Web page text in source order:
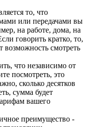
то, что
или передачами вы
на работе, дома, на
говорить кратко, то,
возможность смотреть
что независимо от
посмотреть, это
сколько десятков
сумма будет
вашего
преимущество -